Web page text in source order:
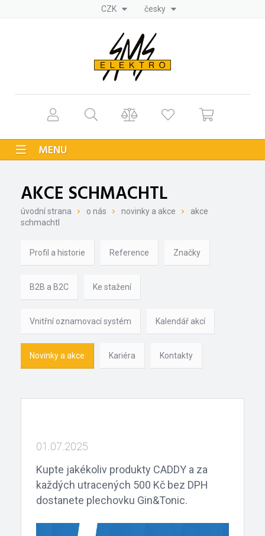
CZK česky
MENU
AKCE SCHMACHTL
úvodní strana o nás novinky a akce
akce
schmachtl
Profil a historie Reference Značky
B2B a B2C Ke stažení
Vnitřní oznamovací systém Kalendář akcí
Novinky a akce Kariéra Kontakty
01.07.2025
Kupte jakékoliv produkty CADDY a za
každých utracených 500 Kč bez DPH
dostanete plechovku Gin&Tonic.